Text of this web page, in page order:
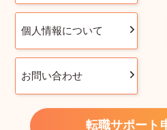
個人情報について
お問い合わせ
転職サポート